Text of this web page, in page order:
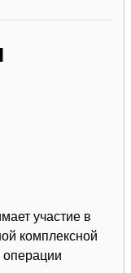
участие в
комплексной
операции